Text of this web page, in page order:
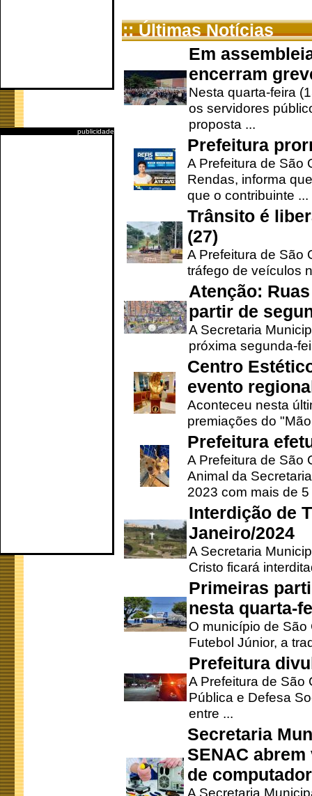
publicidade
:: Últimas Notícias
Em
encerram
Nesta quarta-feira
os servidores
proposta ...
Prefeitura
A Prefeitura de São
Rendas, informa
que o contribuinte ...
Trânsito é
(27)
A Prefeitura de São
tráfego de veículos
Atenção:
partir de
A Secretaria
próxima segunda-
Centro
evento
Aconteceu nesta
premiações do
Prefeitura
A Prefeitura de São
Animal da
2023 com mais de 5
Interdição de
Janeiro/2024
A Secretaria
Cristo ficará
Primeiras
nesta quarta-
O município de
Futebol Júnior, a
Prefeitura
A Prefeitura de São
Pública e Defesa
entre ...
Secretaria
SENAC
de
A Secretaria